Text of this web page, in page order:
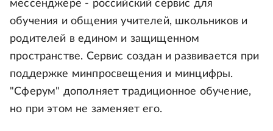
мессенджере - российский сервис для
обучения и общения учителей, школьников и
родителей в едином и защищенном
пространстве. Сервис создан и развивается при
поддержке минпросвещения и минцифры.
"Сферум" дополняет традиционное обучение,
но при этом не заменяет его.